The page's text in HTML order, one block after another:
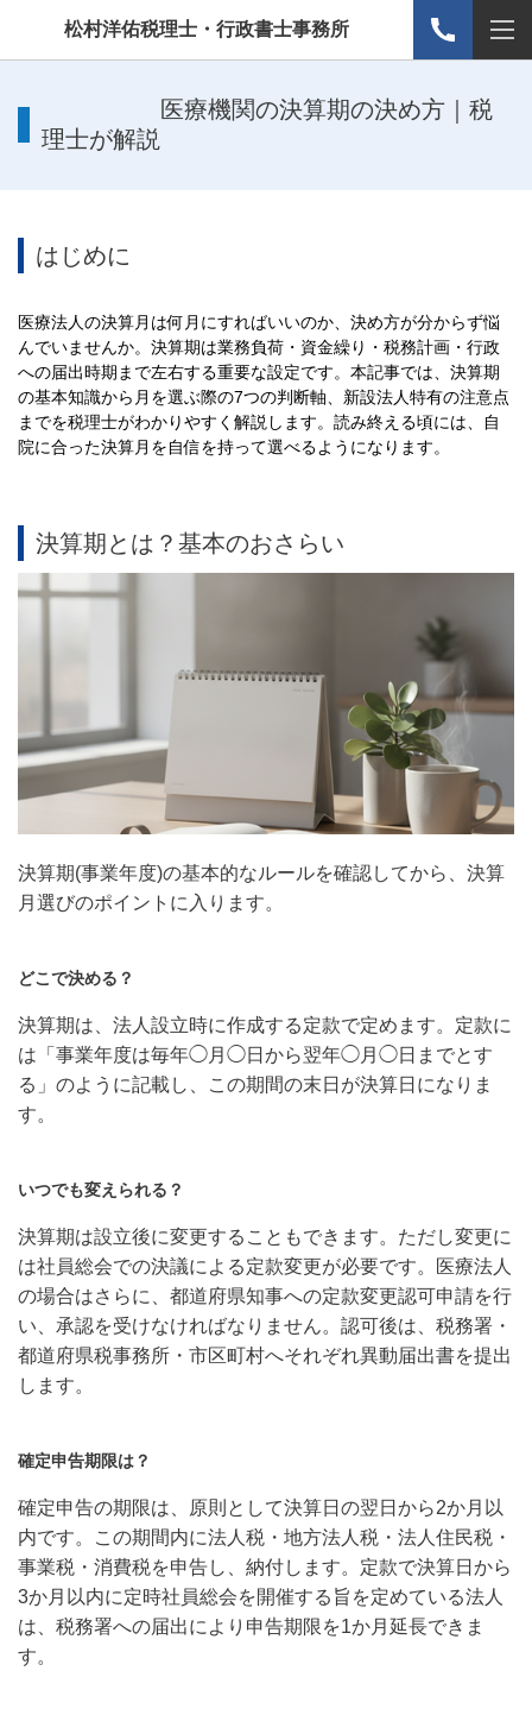
松村洋佑税理士・行政書士事務所
医療機関の決算期の決め方｜税
理士が解説
はじめに
医療法人の決算月は何月にすればいいのか、決め方が分からず悩
んでいませんか。決算期は業務負荷・資金繰り・税務計画・行政
への届出時期まで左右する重要な設定です。本記事では、決算期
の基本知識から月を選ぶ際の7つの判断軸、新設法人特有の注意点
までを税理士がわかりやすく解説します。読み終える頃には、自
院に合った決算月を自信を持って選べるようになります。
決算期とは？基本のおさらい
決算期(事業年度)の基本的なルールを確認してから、決算
月選びのポイントに入ります。
どこで決める？
決算期は、法人設立時に作成する定款で定めます。定款に
は「事業年度は毎年◯月◯日から翌年◯月◯日までとす
る」のように記載し、この期間の末日が決算日になりま
す。
いつでも変えられる？
決算期は設立後に変更することもできます。ただし変更に
は社員総会での決議による定款変更が必要です。医療法人
の場合はさらに、都道府県知事への定款変更認可申請を行
い、承認を受けなければなりません。認可後は、税務署・
都道府県税事務所・市区町村へそれぞれ異動届出書を提出
します。
確定申告期限は？
確定申告の期限は、原則として決算日の翌日から2か月以
内です。この期間内に法人税・地方法人税・法人住民税・
事業税・消費税を申告し、納付します。定款で決算日から
3か月以内に定時社員総会を開催する旨を定めている法人
は、税務署への届出により申告期限を1か月延長できま
す。